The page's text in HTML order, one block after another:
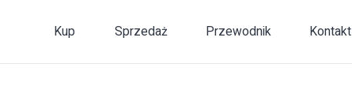
Kup Sprzedaż Przewodnik Kontakt